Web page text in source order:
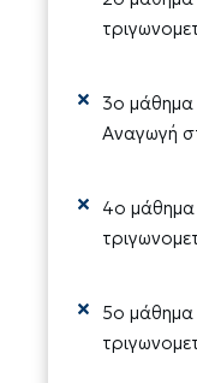
3ο
Αναγωγή
4ο
5ο